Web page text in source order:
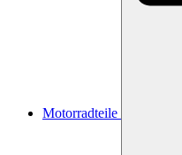
Motorradteile